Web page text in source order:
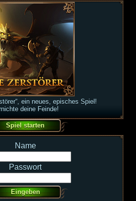
ein neues, episches Spiel!
deine Feinde!
Name
Passwort